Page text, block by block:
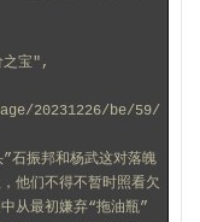
价之宝",
20231226/be/59/
他们不得不暂时照看欠
从最初嫌弃“拖油瓶”